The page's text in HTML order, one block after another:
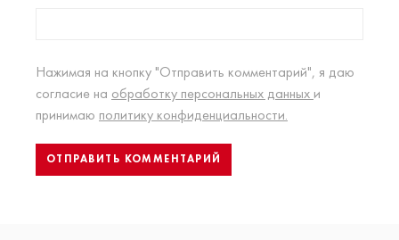
Нажимая на кнопку "Отправить комментарий", я даю
согласие на обработку персональных данных и
принимаю политику конфиденциальности.